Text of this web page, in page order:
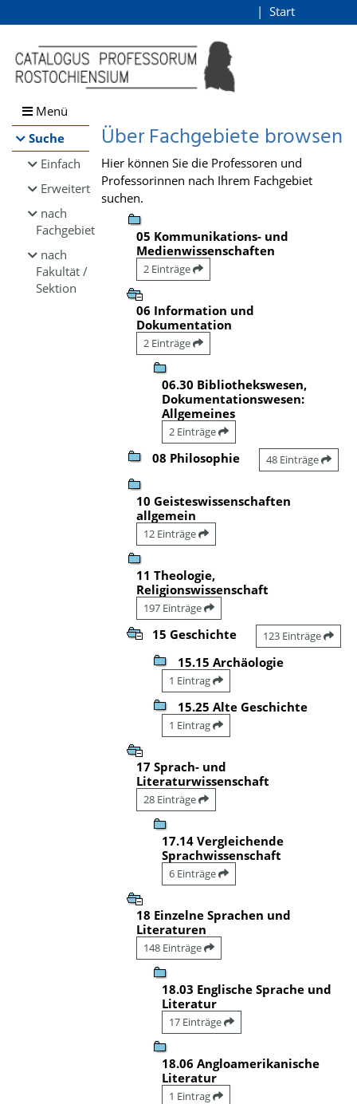
Browsen
direkt zum Inhalt
Start
Menü
Suche
Einfach
Erweitert
nach
Fachgebiet
nach
Fakultät /
Sektion
Über Fachgebiete browsen
Hier können Sie die Professoren und
Professorinnen nach Ihrem Fachgebiet
suchen.
05 Kommunikations- und
Medienwissenschaften
2 Einträge
06 Information und
Dokumentation
2 Einträge
06.30 Bibliothekswesen,
Dokumentationswesen:
Allgemeines
2 Einträge
08 Philosophie 48 Einträge
10 Geisteswissenschaften
allgemein
12 Einträge
11 Theologie,
Religionswissenschaft
197 Einträge
15 Geschichte 123 Einträge
15.15 Archäologie
1 Eintrag
15.25 Alte Geschichte
1 Eintrag
17 Sprach- und
Literaturwissenschaft
28 Einträge
17.14 Vergleichende
Sprachwissenschaft
6 Einträge
18 Einzelne Sprachen und
Literaturen
148 Einträge
18.03 Englische Sprache und
Literatur
17 Einträge
18.06 Angloamerikanische
Literatur
1 Eintrag